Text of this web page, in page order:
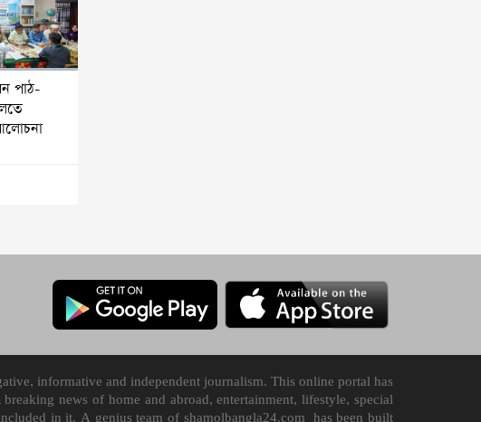
পাঠ-
informative and independent journalism. This online portal has
news of home and abroad, entertainment, lifestyle, special
in it. A genius team of shamolbangla24.com has been built